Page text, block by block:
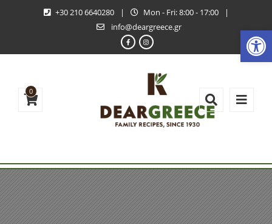
+30 210 6640280 | Mon - Fri: 8:00 - 17:00
|
info@deargreece.gr
0